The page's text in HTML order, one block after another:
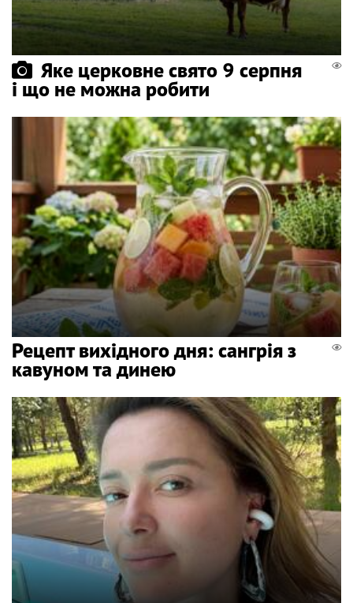
Яке церковне свято 9 серпня
і що не можна робити
Рецепт вихідного дня: сангрія з
кавуном та динею